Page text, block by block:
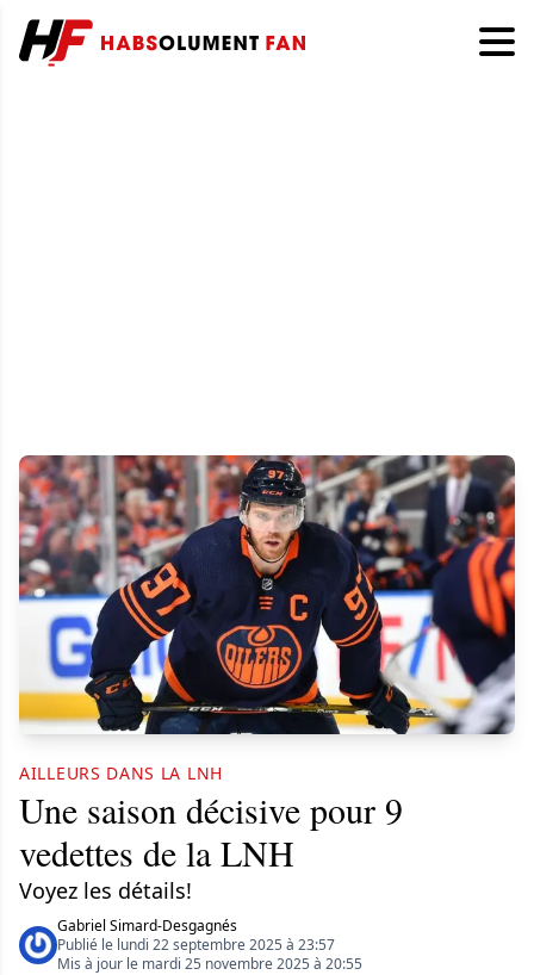
AILLEURS DANS LA LNH
Une saison décisive pour 9
vedettes de la LNH
Voyez les détails!
Gabriel Simard-Desgagnés
Publié le lundi 22 septembre 2025 à 23:57
Mis à jour le mardi 25 novembre 2025 à 20:55